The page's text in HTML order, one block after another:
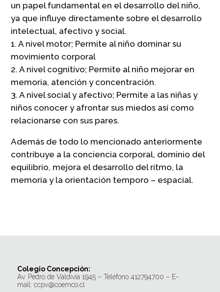
un papel fundamental en el desarrollo del niño,
ya que influye directamente sobre el desarrollo
intelectual, afectivo y social.
1. A nivel motor; Permite al niño dominar su
movimiento corporal
2. A nivel cognitivo; Permite al niño mejorar en
memoria, atención y concentración.
3. A nivel social y afectivo; Permite a las niñas y
niños conocer y afrontar sus miedos así como
relacionarse con sus pares.
Además de todo lo mencionado anteriormente
contribuye a la conciencia corporal, dominio del
equilibrio, mejora el desarrollo del ritmo, la
memoria y la orientación temporo – espacial.
Colegio Concepción:
Av. Pedro de Valdivia 1945 – Teléfono 412794700 – E-
mail: ccpv@coemco.cl